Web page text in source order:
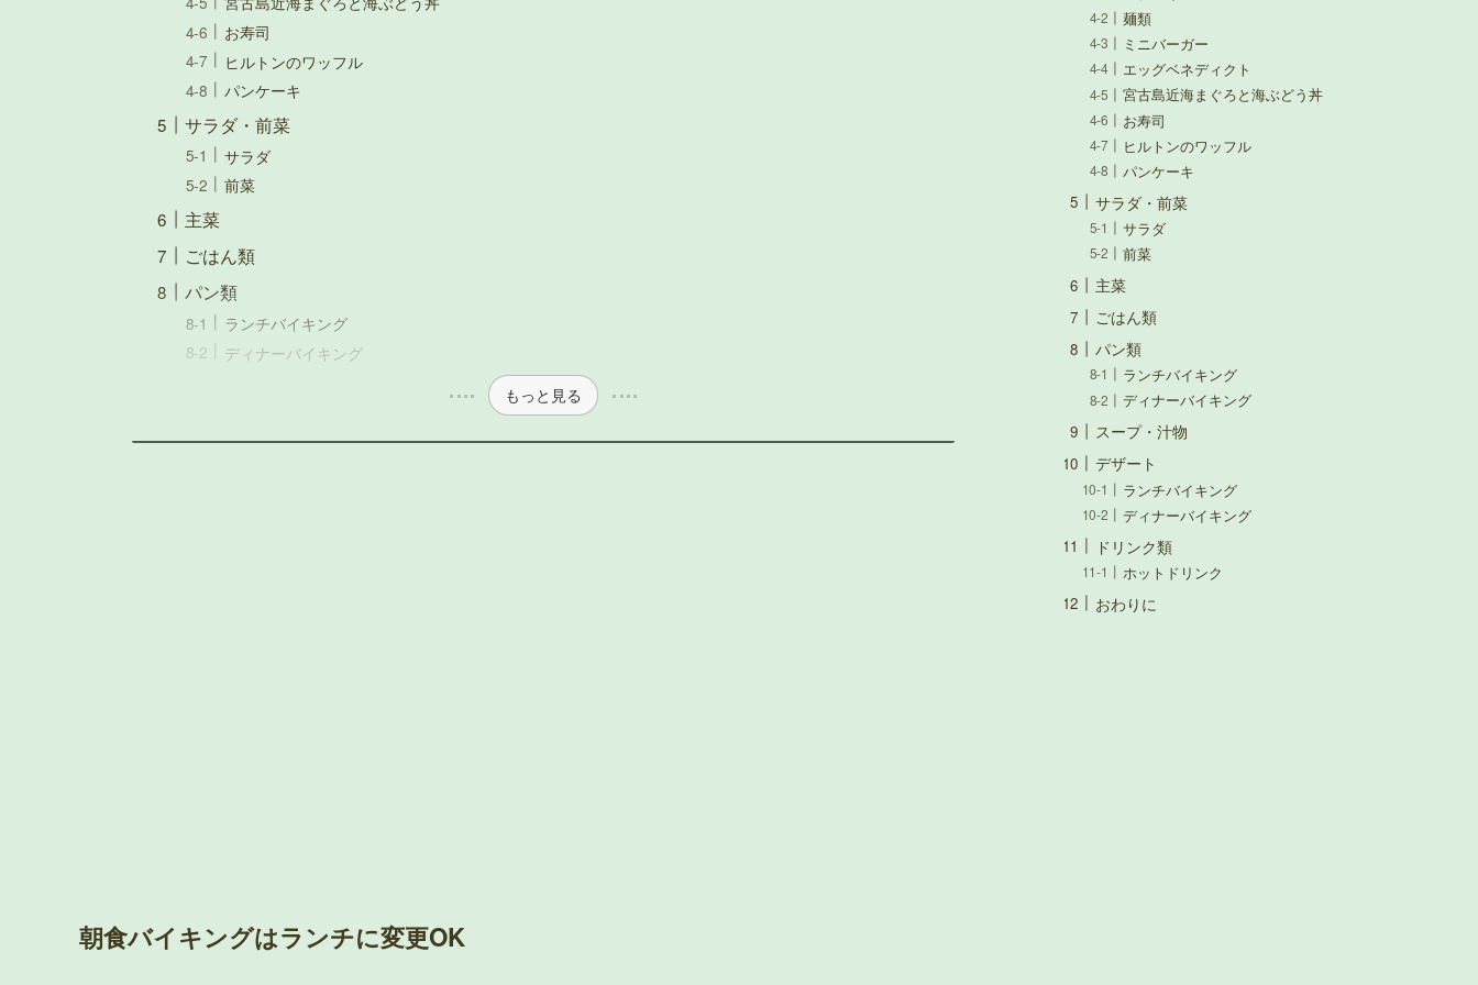
お寿司
ヒルトンのワッフル
パンケーキ
サラダ・前菜
サラダ
前菜
主菜
ごはん類
パン類
ランチバイキング
ディナーバイキング
もっと見る
朝食バイキングはランチに変更OK
麺類
ミニバーガー
エッグベネディクト
宮古島近海まぐろと海ぶどう丼
お寿司
ヒルトンのワッフル
パンケーキ
サラダ・前菜
サラダ
前菜
主菜
ごはん類
パン類
ランチバイキング
ディナーバイキング
スープ・汁物
デザート
ランチバイキング
ディナーバイキング
ドリンク類
ホットドリンク
おわりに